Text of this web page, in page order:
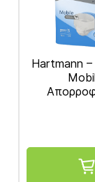
Hartmann –